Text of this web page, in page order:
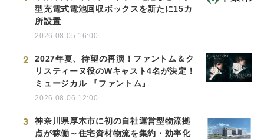
型充電式電池回収ボックスを新たに15カ
所設置
2026.08.05 16:00
2
2027年夏、待望の再演！ファントム＆ク
リスティーヌ役のWキャスト4名が決定！
ミュージカル 『ファントム』
2026.08.06 12:00
3
神奈川県厚木市に初の自社運営型物流拠
点が稼働～住宅資材物流を集約・効率化